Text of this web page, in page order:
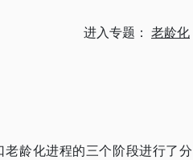
进入专题： 老龄化
老龄化进程的三个阶段进行了分